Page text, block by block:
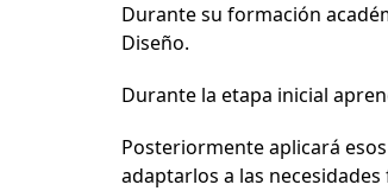
Durante su formación
Diseño.
Durante la etapa inicial
Posteriormente aplicará
adaptarlos a las